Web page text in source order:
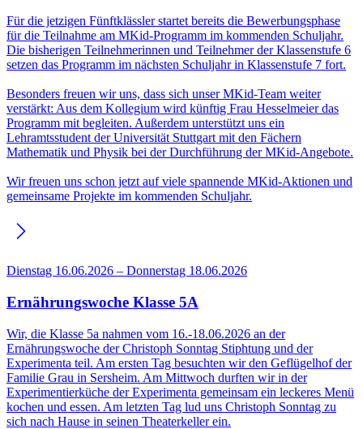
Für die jetzigen Fünftklässler startet bereits die Bewerbungsphase
für die Teilnahme am MKid-Programm im kommenden Schuljahr.
Die bisherigen Teilnehmerinnen und Teilnehmer der Klassenstufe 6
setzen das Programm im nächsten Schuljahr in Klassenstufe 7 fort.
Besonders freuen wir uns, dass sich unser MKid-Team weiter
verstärkt: Aus dem Kollegium wird künftig Frau Hesselmeier das
Programm mit begleiten. Außerdem unterstützt uns ein
Lehramtsstudent der Universität Stuttgart mit den Fächern
Mathematik und Physik bei der Durchführung der MKid-Angebote.
Wir freuen uns schon jetzt auf viele spannende MKid-Aktionen und
gemeinsame Projekte im kommenden Schuljahr.
Dienstag 16.06.2026 – Donnerstag 18.06.2026
Ernährungswoche Klasse 5A
Wir, die Klasse 5a nahmen vom 16.-18.06.2026 an der
Ernährungswoche der Christoph Sonntag Stiphtung und der
Experimenta teil. Am ersten Tag besuchten wir den Geflügelhof der
Familie Grau in Sersheim. Am Mittwoch durften wir in der
Experimentierküche der Experimenta gemeinsam ein leckeres Menü
kochen und essen. Am letzten Tag lud uns Christoph Sonntag zu
sich nach Hause in seinen Theaterkeller ein.